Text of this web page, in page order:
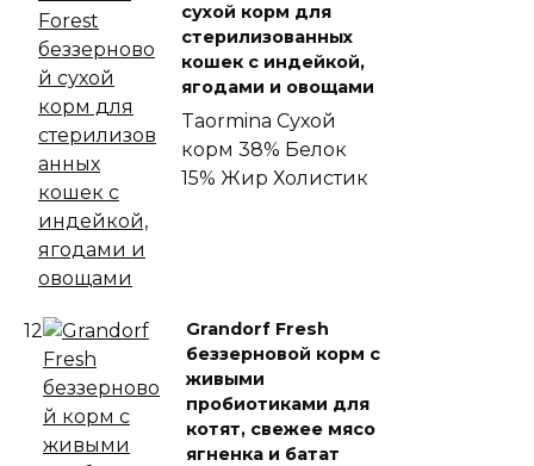
сухой корм для
стерилизованных
кошек с индейкой,
ягодами и овощами
Taormina Сухой
корм 38% Белок
15% Жир Холистик
12
Grandorf Fresh
беззерновой корм с
живыми
пробиотиками для
котят, свежее мясо
ягненка и батат